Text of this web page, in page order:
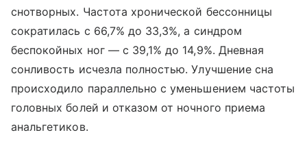
снотворных. Частота хронической бессонницы
сократилась с 66,7% до 33,3%, а синдром
беспокойных ног — с 39,1% до 14,9%. Дневная
сонливость исчезла полностью. Улучшение сна
происходило параллельно с уменьшением частоты
головных болей и отказом от ночного приема
анальгетиков.